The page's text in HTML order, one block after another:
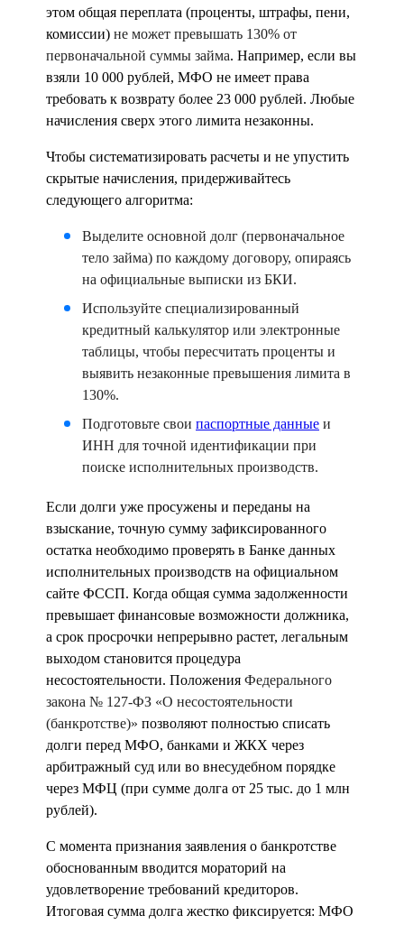
этом общая переплата (проценты, штрафы, пени,
комиссии) не может превышать 130% от
первоначальной суммы займа. Например, если вы
взяли 10 000 рублей, МФО не имеет права
требовать к возврату более 23 000 рублей. Любые
начисления сверх этого лимита незаконны.
Чтобы систематизировать расчеты и не упустить
скрытые начисления, придерживайтесь
следующего алгоритма:
Выделите основной долг (первоначальное
тело займа) по каждому договору, опираясь
на официальные выписки из БКИ.
Используйте специализированный
кредитный калькулятор или электронные
таблицы, чтобы пересчитать проценты и
выявить незаконные превышения лимита в
130%.
Подготовьте свои паспортные данные и
ИНН для точной идентификации при
поиске исполнительных производств.
Если долги уже просужены и переданы на
взыскание, точную сумму зафиксированного
остатка необходимо проверять в Банке данных
исполнительных производств на официальном
сайте ФССП. Когда общая сумма задолженности
превышает финансовые возможности должника,
а срок просрочки непрерывно растет, легальным
выходом становится процедура
несостоятельности. Положения Федерального
закона № 127-ФЗ «О несостоятельности
(банкротстве)» позволяют полностью списать
долги перед МФО, банками и ЖКХ через
арбитражный суд или во внесудебном порядке
через МФЦ (при сумме долга от 25 тыс. до 1 млн
рублей).
С момента признания заявления о банкротстве
обоснованным вводится мораторий на
удовлетворение требований кредиторов.
Итоговая сумма долга жестко фиксируется: МФО